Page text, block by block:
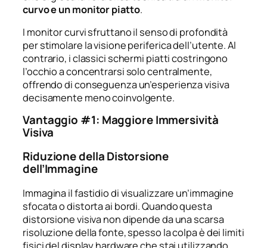
curvo e un monitor piatto.
I monitor curvi sfruttano il senso di profondità
per stimolare la visione periferica dell’utente. Al
contrario, i classici schermi piatti costringono
l’occhio a concentrarsi solo centralmente,
offrendo di conseguenza un’esperienza visiva
decisamente meno coinvolgente.
Vantaggio #1: Maggiore Immersività
Visiva
Riduzione della Distorsione
dell’Immagine
Immagina il fastidio di visualizzare un’immagine
sfocata o distorta ai bordi. Quando questa
distorsione visiva non dipende da una scarsa
risoluzione della fonte, spesso la colpa è dei limiti